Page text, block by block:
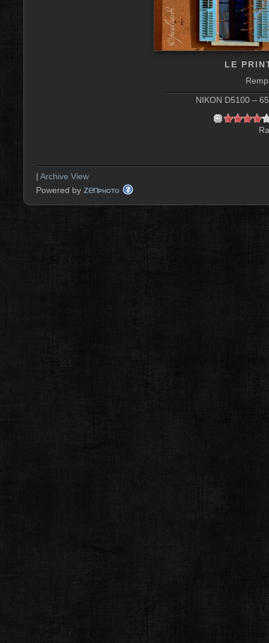
LE
NIKON D5100 –
| Archive View
Powered by zenPHOTO